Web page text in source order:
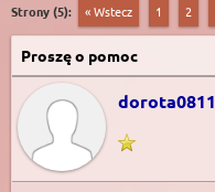
Strony (5): « Wstecz 1 2
Proszę o pomoc
dorota0811